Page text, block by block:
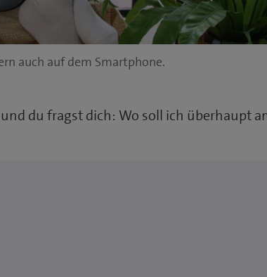
auch auf dem Smartphone.
du fragst dich: Wo soll ich überhaupt